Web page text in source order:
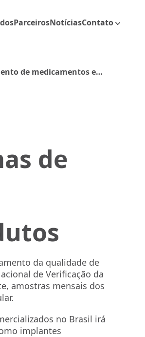
ParceirosNotíciasContato
de medicamentos e
de
da qualidade de
de Verificação da
amostras mensais dos
no Brasil irá
implantes